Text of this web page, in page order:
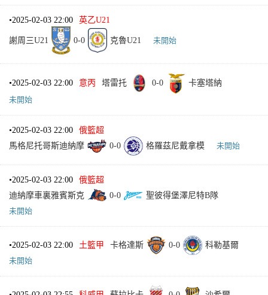
•2025-02-03 22:00 英乙U21
謝周三U21 0-0 克魯U21 未開始
•2025-02-03 22:00 意丙 塔雷托 0-0
卡塞塔納
未開始
•2025-02-03 22:00
俄籃超
馬格尼托哥斯迪納摩
0-0 格羅茲尼戴拿模 未開始
•2025-02-03 22:00
俄籃超
迪納摩車裏雅賓斯克
0-0
聖彼得堡澤尼特B隊
未開始
•2025-02-03 22:00 土籃甲 卡格達斯 0-0
科勒基爾
未開始